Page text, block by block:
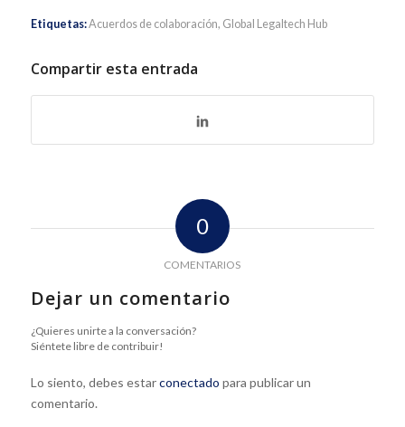
Etiquetas:Acuerdos de colaboración, Global Legaltech Hub
Compartir esta entrada
0
COMENTARIOS
Dejar un comentario
¿Quieres unirte a la conversación?
Siéntete libre de contribuir!
Lo siento, debes estarconectado para publicar un
comentario.